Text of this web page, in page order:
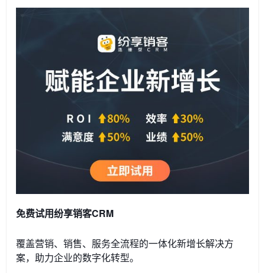
免费试用纷享销客CRM
覆盖营销、销售、服务全流程的一体化新增长解决方
案，助力企业的数字化转型。